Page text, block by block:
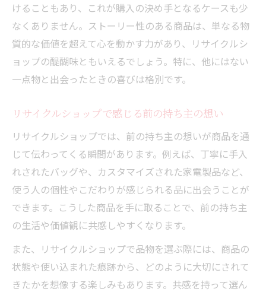
けることもあり、これが購入の決め手となるケースも少
なくありません。ストーリー性のある商品は、単なる物
質的な価値を超えて心を動かす力があり、リサイクルシ
ョップの醍醐味ともいえるでしょう。特に、他にはない
一点物と出会ったときの喜びは格別です。
リサイクルショップで感じる前の持ち主の想い
リサイクルショップでは、前の持ち主の想いが商品を通
じて伝わってくる瞬間があります。例えば、丁寧に手入
れされたバッグや、カスタマイズされた家電製品など、
使う人の個性やこだわりが感じられる品に出会うことが
できます。こうした商品を手に取ることで、前の持ち主
の生活や価値観に共感しやすくなります。
また、リサイクルショップで品物を選ぶ際には、商品の
状態や使い込まれた痕跡から、どのように大切にされて
きたかを想像する楽しみもあります。共感を持って選ん